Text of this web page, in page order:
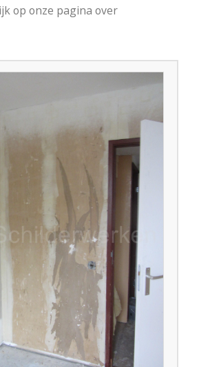
op onze pagina over
woonhuis Veghel.